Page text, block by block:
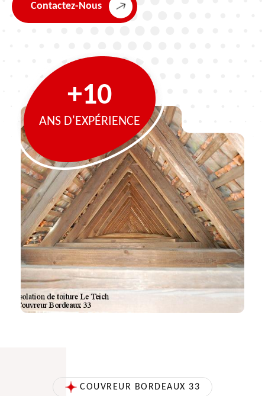
Contactez-Nous
+10
ANS D'EXPÉRIENCE
COUVREUR BORDEAUX 33